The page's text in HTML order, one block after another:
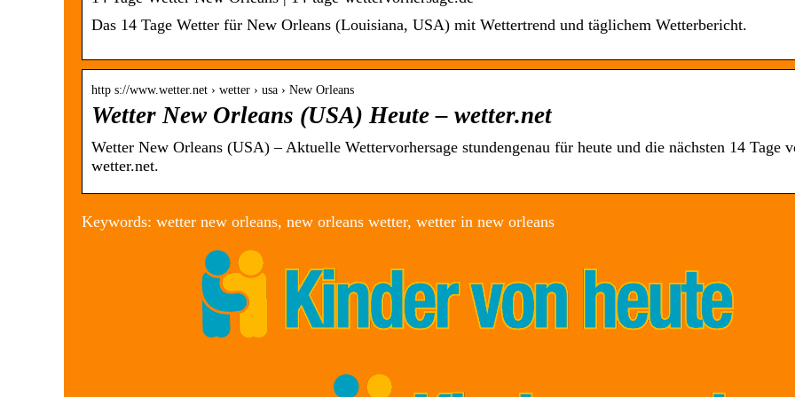
Das 14 Tage Wetter für New Orleans (Louisiana, USA) mit Wettertrend und täglichem Wetterbericht.
http s://www.wetter.net › wetter › usa › New Orleans
Wetter New Orleans (USA) Heute – wetter.net
Wetter New Orleans (USA) – Aktuelle Wettervorhersage stundengenau für heute und die nächsten 14 Tage
wetter.net.
Keywords: wetter new orleans, new orleans wetter, wetter in new orleans